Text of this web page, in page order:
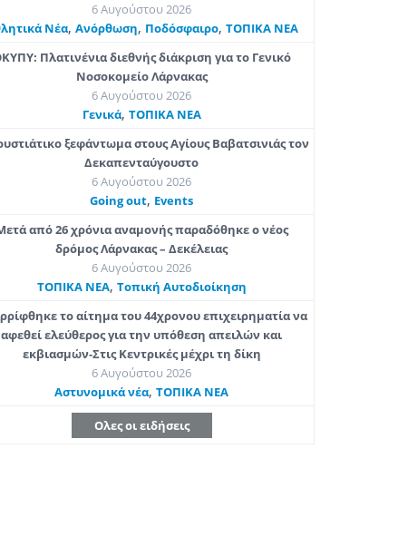
6 Αυγούστου 2026
Νέα, Ανόρθωση, Ποδόσφαιρο, ΤΟΠΙΚΑ ΝΕΑ
Πλατινένια διεθνής διάκριση για το Γενικό
Νοσοκομείο Λάρνακας
6 Αυγούστου 2026
Γενικά, ΤΟΠΙΚΑ ΝΕΑ
ξεφάντωμα στους Αγίους Βαβατσινιάς τον
Δεκαπενταύγουστο
6 Αυγούστου 2026
Going out, Εvents
από 26 χρόνια αναμονής παραδόθηκε ο νέος
δρόμος Λάρνακας – Δεκέλειας
6 Αυγούστου 2026
ΤΟΠΙΚΑ ΝΕΑ, Τοπική Αυτοδιοίκηση
το αίτημα του 44χρονου επιχειρηματία να
αφεθεί ελεύθερος για την υπόθεση απειλών και
εκβιασμών-Στις Κεντρικές μέχρι τη δίκη
6 Αυγούστου 2026
Aστυνομικά νέα,ΤΟΠΙΚΑ ΝΕΑ
Ολες οι ειδήσεις